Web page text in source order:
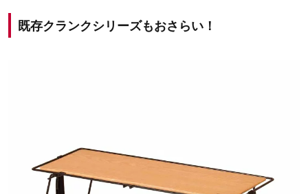
既存クランクシリーズもおさらい！